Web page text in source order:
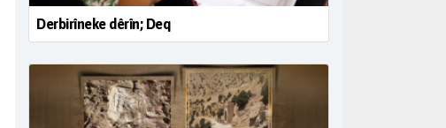
Derbirîneke dêrîn; Deq